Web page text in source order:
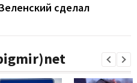
сделал